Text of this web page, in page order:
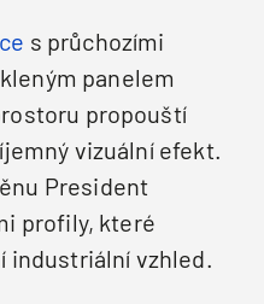
s průchozími
panelem
propouští
vizuální efekt.
President
profily, které
industriální vzhled.